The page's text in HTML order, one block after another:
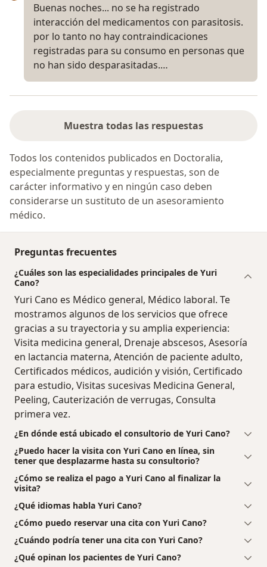
Buenas noches... no se ha registrado
interacción del medicamentos con parasitosis.
por lo tanto no hay contraindicaciones
registradas para su consumo en personas que
no han sido desparasitadas.…
Muestra todas las respuestas
Todos los contenidos publicados en Doctoralia,
especialmente preguntas y respuestas, son de
carácter informativo y en ningún caso deben
considerarse un sustituto de un asesoramiento
médico.
Preguntas frecuentes
¿Cuáles son las especialidades principales de Yuri
Cano?
Yuri Cano es Médico general, Médico laboral. Te
mostramos algunos de los servicios que ofrece
gracias a su trayectoria y su amplia experiencia:
Visita medicina general, Drenaje abscesos, Asesoría
en lactancia materna, Atención de paciente adulto,
Certificados médicos, audición y visión, Certificado
para estudio, Visitas sucesivas Medicina General,
Peeling, Cauterización de verrugas, Consulta
primera vez.
¿En dónde está ubicado el consultorio de Yuri Cano?
¿Puedo hacer la visita con Yuri Cano en línea, sin
tener que desplazarme hasta su consultorio?
¿Cómo se realiza el pago a Yuri Cano al finalizar la
visita?
¿Qué idiomas habla Yuri Cano?
¿Cómo puedo reservar una cita con Yuri Cano?
¿Cuándo podría tener una cita con Yuri Cano?
¿Qué opinan los pacientes de Yuri Cano?